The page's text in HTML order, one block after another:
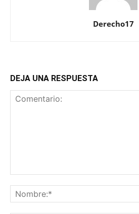
Derecho17
DEJA UNA RESPUESTA